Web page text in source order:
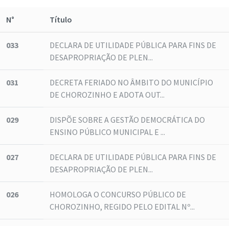
N° Título
033
DECLARA DE UTILIDADE PÚBLICA PARA FINS DE
DESAPROPRIAÇÃO DE PLEN...
031
DECRETA FERIADO NO ÂMBITO DO MUNICÍPIO
DE CHOROZINHO E ADOTA OUT...
029
DISPÕE SOBRE A GESTÃO DEMOCRÁTICA DO
ENSINO PÚBLICO MUNICIPAL E ...
027
DECLARA DE UTILIDADE PÚBLICA PARA FINS DE
DESAPROPRIAÇÃO DE PLEN...
026
HOMOLOGA O CONCURSO PÚBLICO DE
CHOROZINHO, REGIDO PELO EDITAL Nº...